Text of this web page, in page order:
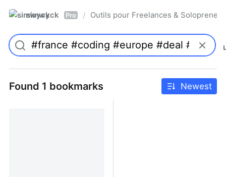
simwyck Pro / Outils pour Freelances &
Found 1 bookmarks Newest